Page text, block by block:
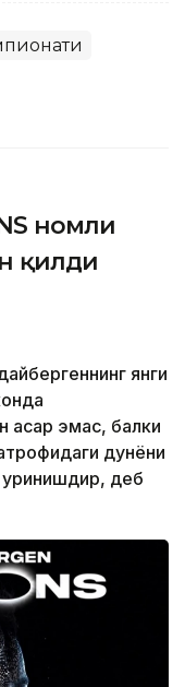
номли
қилди
янги
асар эмас, балки
дунёни
уринишдир, деб